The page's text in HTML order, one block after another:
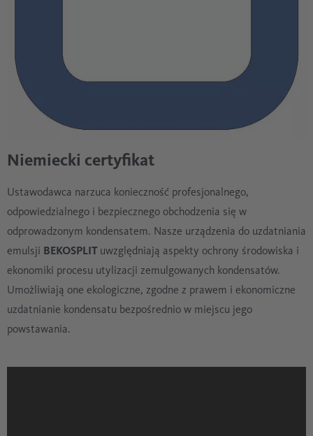
Niemiecki certyfikat
Ustawodawca narzuca konieczność profesjonalnego,
odpowiedzialnego i bezpiecznego obchodzenia się w
odprowadzonym kondensatem. Nasze urządzenia do uzdatniania
emulsji BEKOSPLIT uwzględniają aspekty ochrony środowiska i
ekonomiki procesu utylizacji zemulgowanych kondensatów.
Umożliwiają one ekologiczne, zgodne z prawem i ekonomiczne
uzdatnianie kondensatu bezpośrednio w miejscu jego
powstawania.